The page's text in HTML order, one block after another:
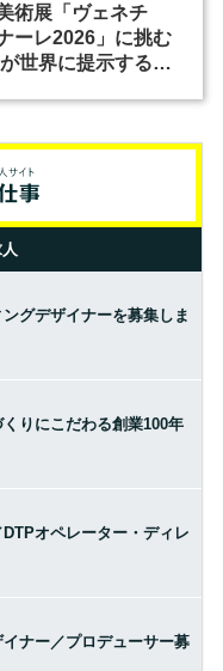
術展「ヴェネチ
ーレ2026」に挑む
世界に提示する美
グデザイナーを募集しま
くりにこだわる創業100年
オペレーター・ディレ
ナー／プロデューサー募